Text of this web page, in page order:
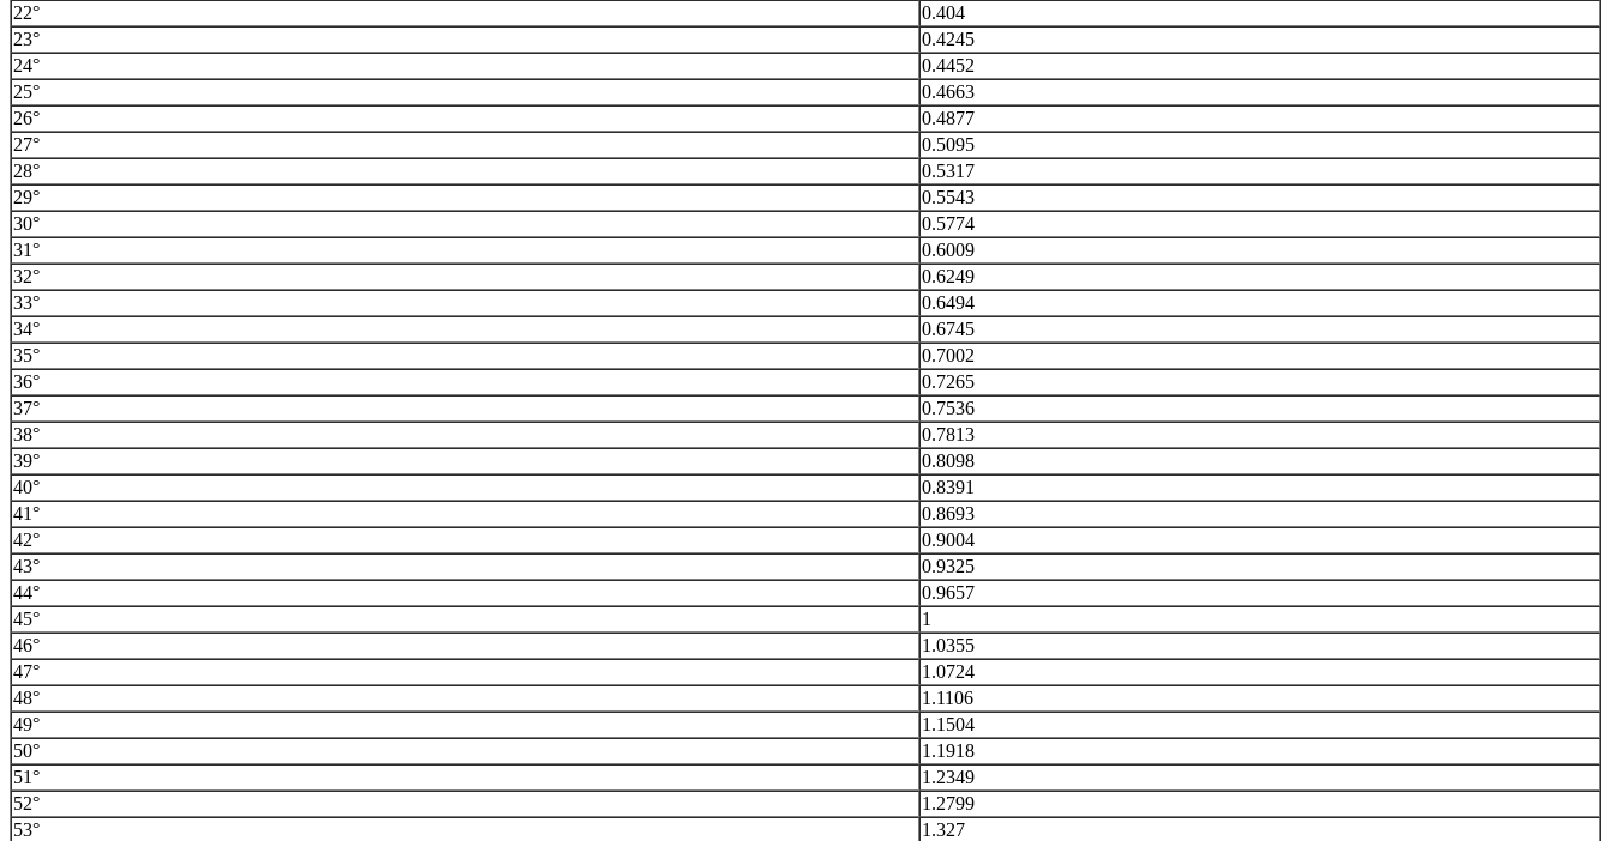
22°
0.404
23°
0.4245
24°
0.4452
25°
0.4663
26°
0.4877
27°
0.5095
28°
0.5317
29°
0.5543
30°
0.5774
31°
0.6009
32°
0.6249
33°
0.6494
34°
0.6745
35°
0.7002
36°
0.7265
37°
0.7536
38°
0.7813
39°
0.8098
40°
0.8391
41°
0.8693
42°
0.9004
43°
0.9325
44°
0.9657
45°
1
46°
1.0355
47°
1.0724
48°
1.1106
49°
1.1504
50°
1.1918
51°
1.2349
52°
1.2799
53°
1.327